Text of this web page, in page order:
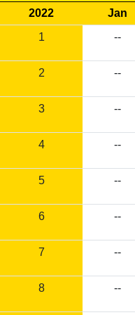
2022 Jan
1
--
2 --
3 --
4 --
5 --
6 --
7 --
8 --